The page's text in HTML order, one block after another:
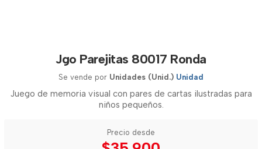
Jgo Parejitas 80017 Ronda
Se vende por Unidades (Unid.) Unidad
Juego de memoria visual con pares de cartas ilustradas para
niños pequeños.
Precio desde